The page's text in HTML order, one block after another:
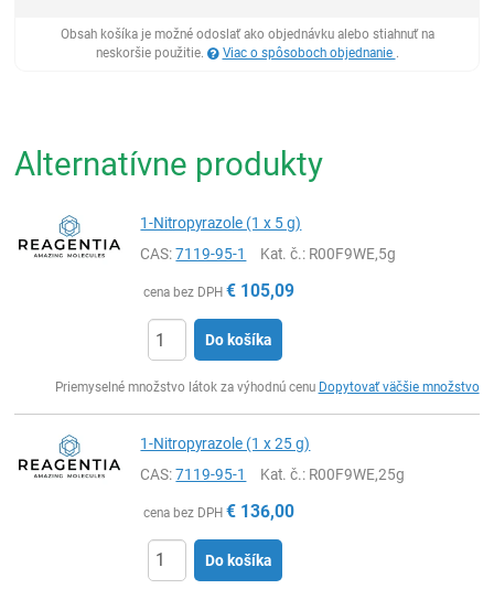
Obsah košíka je možné odoslať ako objednávku alebo stiahnuť na
neskoršie použitie.
Viac o spôsoboch objednanie .
Alternatívne produkty
1-Nitropyrazole (1 x 5 g)
CAS:7119-95-1 Kat. č.: R00F9WE,5g
cena bez DPH € 105,09
Do košíka
Priemyselné množstvo látok za výhodnú cenu Dopytovať väčšie množstvo
1-Nitropyrazole (1 x 25 g)
CAS:7119-95-1 Kat. č.: R00F9WE,25g
cena bez DPH € 136,00
Do košíka